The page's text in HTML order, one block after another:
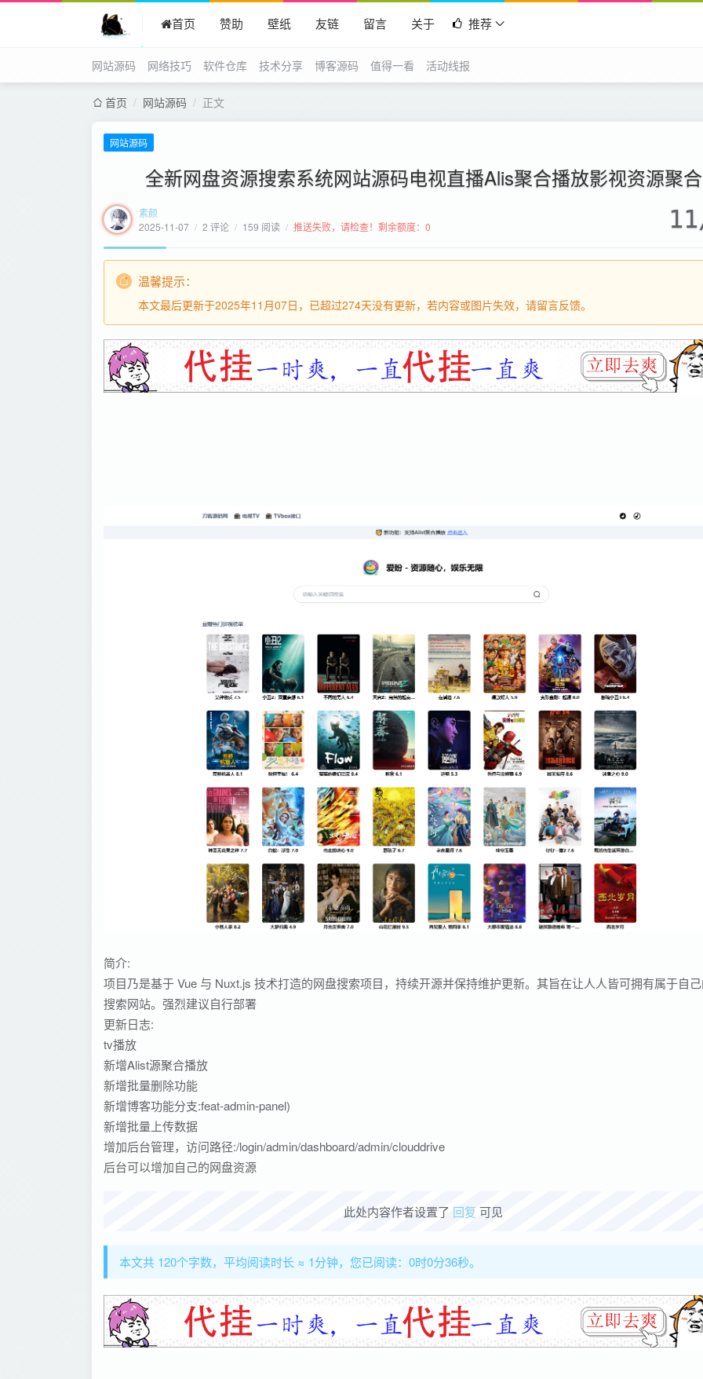
首页 赞助 壁纸 友链 留言 关于 推荐
网站源码 网络技巧 软件仓库 技术分享 博客源码 值得一看 活动线报
首页 / 网站源码 / 正文
网站源码
全新网盘资源搜索系统网站源码电视直播Alis聚合播放影视资源聚合
素颜
2025-11-07 / 2 评论 / 159 阅读 / 推送失败，请检查！ 剩余额度：0
温馨提示：
本文最后更新于2025年11月07日，已超过274天没有更新，若内容或图片失效，请留言反馈。
简介:
项目乃是基于 Vue 与 Nuxt.js 技术打造的网盘搜索项目，持续开源并保持维护更新。其旨在让人人皆可拥有属于自
搜索网站。强烈建议自行部署
更新日志:
tv播放
新增Alist源聚合播放
新增批量删除功能
新增博客功能分支:feat-admin-panel)
新增批量上传数据
增加后台管理，访问路径:/login/admin/dashboard/admin/clouddrive
后台可以增加自己的网盘资源
此处内容作者设置了 回复 可见
本文共 120个字数，平均阅读时长 ≈ 1分钟，您已阅读：0时0分37秒。